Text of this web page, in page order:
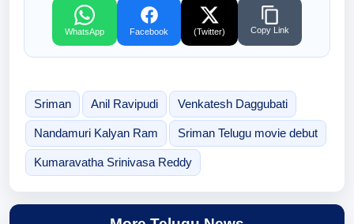
WhatsApp Facebook (Twitter) Copy Link
Sriman Anil Ravipudi Venkatesh Daggubati
Nandamuri Kalyan Ram Sriman Telugu movie debut
Kumaravatha Srinivasa Reddy